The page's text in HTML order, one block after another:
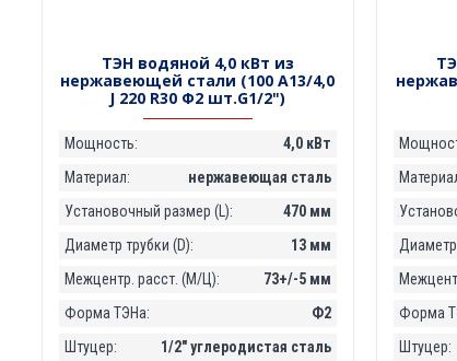
ТЭН водяной 4,0 кВт из
нержавеющей стали (100 А13/4,0
J 220 R30 Ф2 шт.G1/2")
Мощность:
4,0 кВт
Материал:
нержавеющая сталь
Установочный размер (L):
470 мм
Диаметр трубки (D):
13 мм
Межцентр. расст. (М/Ц):
73+/-5 мм
Форма ТЭНа:
Ф2
Штуцер:
1/2" углеродистая сталь
Диаметр
Форма
Штуцер: